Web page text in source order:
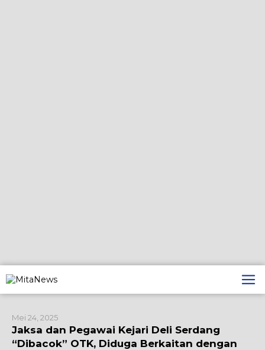
ke
konten
Mei 24, 2025
Jaksa dan Pegawai Kejari Deli Serdang
“Dibacok” OTK, Diduga Berkaitan dengan